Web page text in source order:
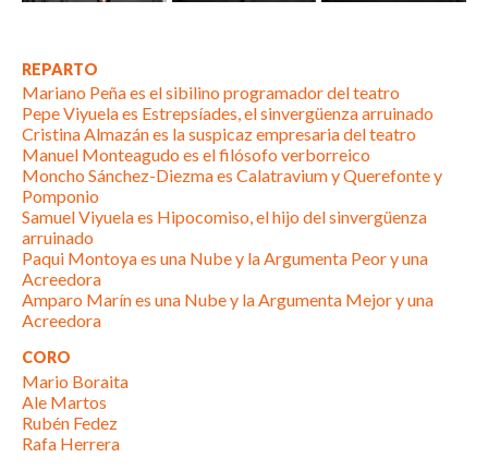
REPARTO
Mariano Peña es el sibilino programador del teatro
Pepe Viyuela es Estrepsíades, el sinvergüenza arruinado
Cristina Almazán es la suspicaz empresaria del teatro
Manuel Monteagudo es el filósofo verborreico
Moncho Sánchez-Diezma es Calatravium y Querefonte y
Pomponio
Samuel Viyuela es Hipocomiso, el hijo del sinvergüenza
arruinado
Paqui Montoya es una Nube y la Argumenta Peor y una
Acreedora
Amparo Marín es una Nube y la Argumenta Mejor y una
Acreedora
CORO
Mario Boraita
Ale Martos
Rubén Fedez
Rafa Herrera